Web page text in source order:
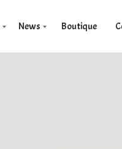
News Boutique